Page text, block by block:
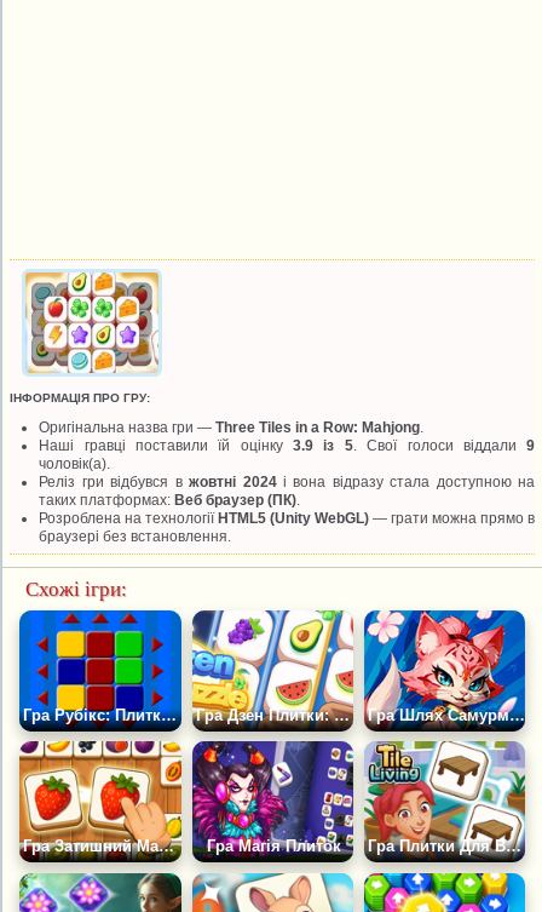
ІНФОРМАЦІЯ ПРО ГРУ:
Оригінальна назва гри —Three Tiles in a Row: Mahjong
Наші гравці поставили їй оцінку3.9 із 5. Свої голоси віддали9
чоловік(а).
Реліз гри відбувся вжовтні 2024і вона відразу стала доступною на
таких платформах:Веб браузер (ПК)
Розроблена на технологіїHTML5 (Unity WebGL) — грати можна прямо в
браузері без встановлення.
Схожі ігри:
Гра Рубікс: Плитка Головоломка Гра Дзен Плитки: Головоломка на Сортування Гра Шлях Самурмяу
Гра Затишний Матч Плиток Гра Магія Плиток Гра Плитки Для Вітальні